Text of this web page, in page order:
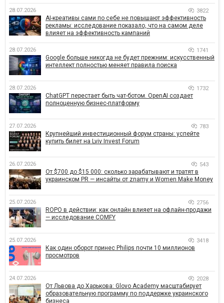
28.07.2026 3822
AI-креативы сами по себе не повышают эффективность
рекламы: исследование показало, что на самом деле
влияет на эффективность кампаний
28.07.2026 1741
Google больше никогда не будет прежним: искусственный
интеллект полностью меняет правила поиска
28.07.2026 1732
ChatGPT перестает быть чат-ботом. OpenAI создает
полноценную бизнес-платформу
27.07.2026 783
Крупнейший инвестиционный форум страны: успейте
купить билет на Lviv Invest Forum
26.07.2026 543
От $700 до $15 000: сколько зарабатывают и тратят в
украинском PR — инсайты от znamy и Women Make Money
25.07.2026 2756
ROPO в действии: как онлайн влияет на офлайн-продажи
— исследование COMFY
25.07.2026 3418
Как один оборот принес Philips почти 10 миллионов
просмотров
24.07.2026 2028
От Львова до Харькова: Glovo Academy масштабирует
образовательную программу по поддержке украинского
бизнеса